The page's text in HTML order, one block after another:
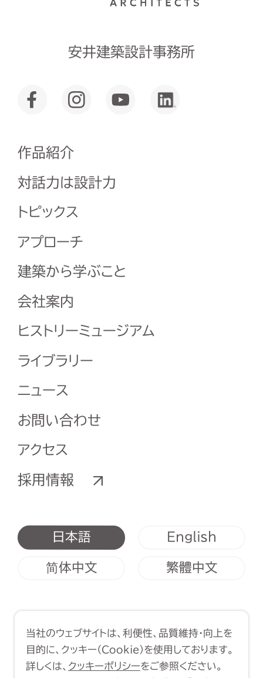
安井建築設計事務所
作品紹介
対話力は設計力
トピックス
アプローチ
建築から学ぶこと
会社案内
ヒストリーミュージアム
ライブラリー
ニュース
お問い合わせ
アクセス
採用情報
日本語 English
简体中文 繁體中文
Copyright (C) 1998-2026 Yasui
Architects & Engineers, Inc.
当社のウェブサイトは、利便性、品質維持・向上を
目的に、クッキー（Cookie）を使用しております。
詳しくは、 クッキーポリシーをご参照ください。